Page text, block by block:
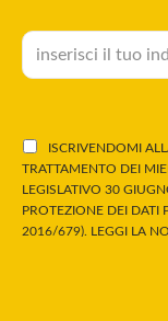
ISCRIVENDOMI
TRATTAMENTO DEI
LEGISLATIVO 30
PROTEZIONE DEI DATI
2016/679). LEGGI LA